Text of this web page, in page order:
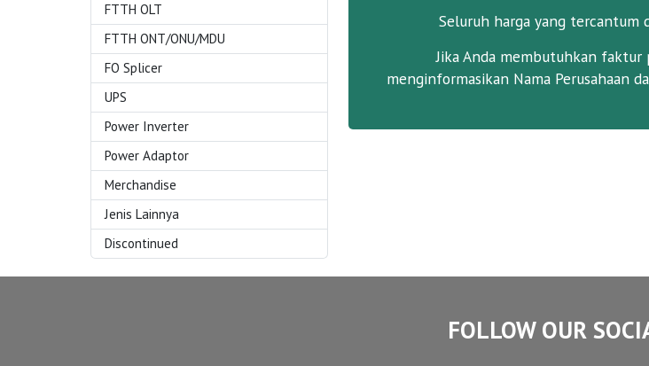
FTTH OLT
FTTH ONT/ONU/MDU
FO Splicer
UPS
Power Inverter
Power Adaptor
Merchandise
Jenis Lainnya
Discontinued
Seluruh harga yang tercantum
Jika Anda membutuhkan
menginformasikan Nama Perusahaan
FOLLOW OUR